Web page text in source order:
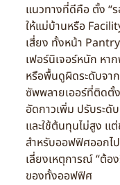
แนวทางที่ดีคือ ตั้ง “
ให้แม่บ้านหรือ
เสี่ยง ทั้งหน้า
เฟอร์นิเจอร์หนัก ห
หรือพื้นดูผิดระดับจา
ซัพพลายเออร์ที่ติดตั้
อัดกาวเพิ่ม ปรับระดั
และใช้ต้นทุนไม่สูง แ
สำหรับออฟฟิศออกไ
เลี่ยงเหตุการณ์ “ต้อ
ของทั้งออฟฟิศ